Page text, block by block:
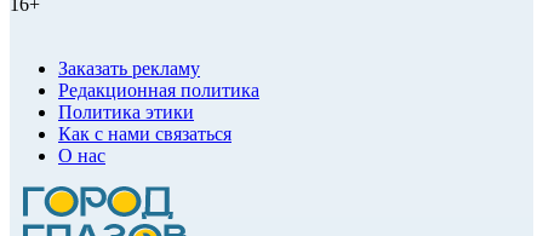
Заказать рекламу
Редакционная политика
Политика этики
Как с нами связаться
О нас